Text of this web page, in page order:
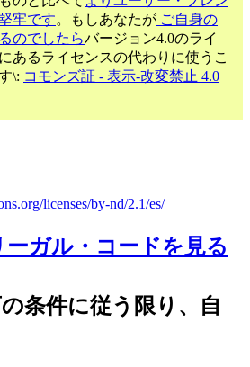
牢です。もしあなたが ご自身の
のでしたらバージョン4.0のライ
あるライセンスの代わりに使うこ
\: コモンズ証 - 表示-改変禁止 4.0
licenses/by-nd/2.1/es/
ーガル・コードを見る
条件に従う限り、自